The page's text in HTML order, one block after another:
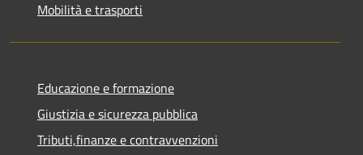
Mobilità e trasporti
Educazione e formazione
Giustizia e sicurezza pubblica
Tributi,finanze e contravvenzioni